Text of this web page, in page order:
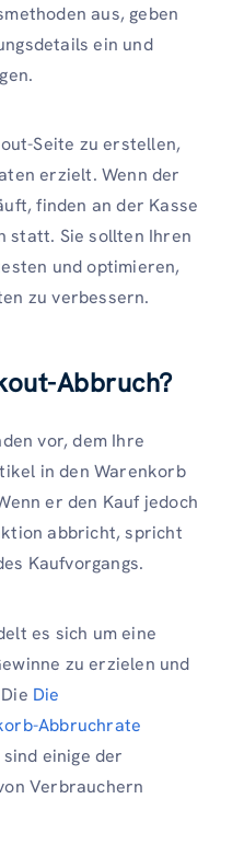
aus, geben
ein und
Seite zu erstellen,
erzielt. Wenn der
finden an der Kasse
statt. Sie sollten Ihren
und optimieren,
zu verbessern.
Abbruch?
vor, dem Ihre
in den Warenkorb
er den Kauf jedoch
abbricht, spricht
Kaufvorgangs.
es sich um eine
zu erzielen und
Die
Abbruchrate
einige der
Verbrauchern